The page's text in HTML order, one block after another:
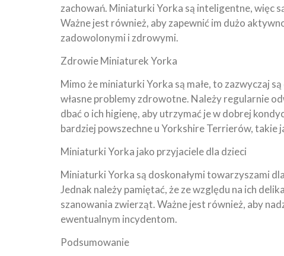
zachowań. Miniaturki Yorka są inteligentne, więc
Ważne jest również, aby zapewnić im dużo
zadowolonymi i zdrowymi.
Zdrowie Miniaturek Yorka
Mimo że miniaturki Yorka są małe, to zazwyczaj
własne problemy zdrowotne. Należy regularnie
dbać o ich higienę, aby utrzymać je w dobrej
bardziej powszechne u Yorkshire Terrierów, takie
Miniaturki Yorka jako przyjaciele dla dzieci
Miniaturki Yorka są doskonałymi towarzyszami
Jednak należy pamiętać, że ze względu na ich
szanowania zwierząt. Ważne jest również, aby
ewentualnym incydentom.
Podsumowanie